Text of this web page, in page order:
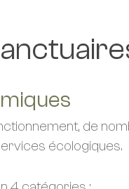
de
écologiques.